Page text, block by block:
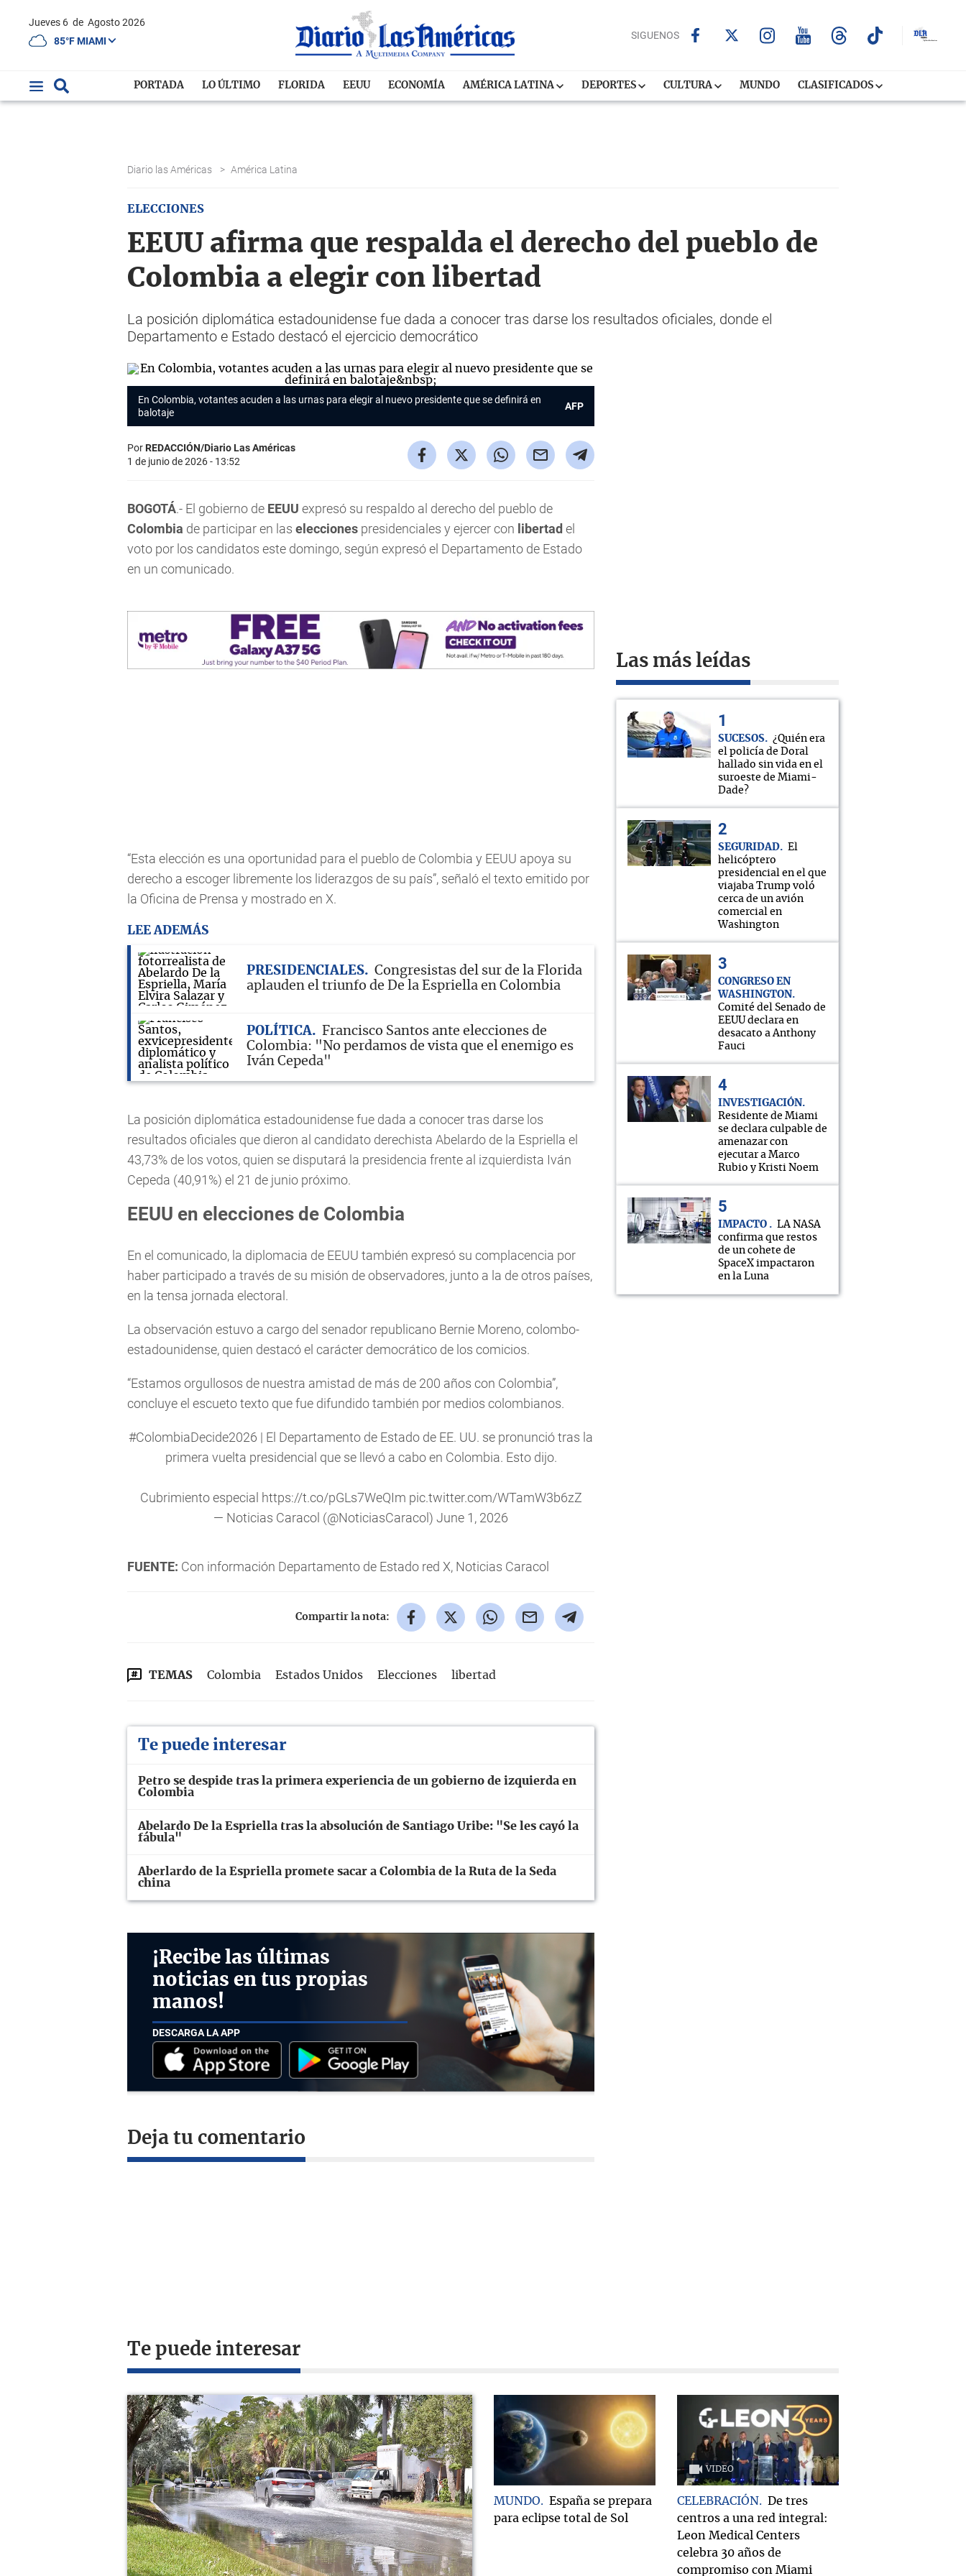
Jueves 6 de Agosto 2026
85°F MIAMI
SIGUENOS
PORTADA LO ÚLTIMO FLORIDA EEUU ECONOMÍA AMÉRICA LATINA DEPORTES CULTURA MUNDO CLASIFICADOS
Diario las Américas > América Latina
ELECCIONES
EEUU afirma que respalda el derecho del pueblo de
Colombia a elegir con libertad
La posición diplomática estadounidense fue dada a conocer tras darse los resultados oficiales, donde el
Departamento e Estado destacó el ejercicio democrático
En Colombia, votantes acuden a las urnas para elegir al nuevo presidente que se definirá en
balotaje
AFP
PorREDACCIÓN/Diario Las Américas
1 de junio de 2026 - 13:52
BOGOTÁ.- El gobierno de EEUU expresó su respaldo al derecho del pueblo de
Colombia de participar en las elecciones presidenciales y ejercer con libertad el
voto por los candidatos este domingo, según expresó el Departamento de Estado
en un comunicado.
“Esta elección es una oportunidad para el pueblo de Colombia y EEUU apoya su
derecho a escoger libremente los liderazgos de su país”, señaló el texto emitido por
la Oficina de Prensa y mostrado en X.
LEE ADEMÁS
PRESIDENCIALES
Congresistas del sur de la Florida
aplauden el triunfo de De la Espriella en Colombia
POLÍTICA
Francisco Santos ante elecciones de
Colombia: "No perdamos de vista que el enemigo es
Iván Cepeda"
La posición diplomática estadounidense fue dada a conocer tras darse los
resultados oficiales que dieron al candidato derechista Abelardo de la Espriella el
43,73% de los votos, quien se disputará la presidencia frente al izquierdista Iván
Cepeda (40,91%) el 21 de junio próximo.
EEUU en elecciones de Colombia
En el comunicado, la diplomacia de EEUU también expresó su complacencia por
haber participado a través de su misión de observadores, junto a la de otros países,
en la tensa jornada electoral.
La observación estuvo a cargo del senador republicano Bernie Moreno, colombo-
estadounidense, quien destacó el carácter democrático de los comicios.
“Estamos orgullosos de nuestra amistad de más de 200 años con Colombia”,
concluye el escueto texto que fue difundido también por medios colombianos.
#ColombiaDecide2026 | El Departamento de Estado de EE. UU. se pronunció tras la
primera vuelta presidencial que se llevó a cabo en Colombia. Esto dijo.
Cubrimiento especial https://t.co/pGLs7WeQIm pic.twitter.com/WTamW3b6zZ
— Noticias Caracol (@NoticiasCaracol) June 1, 2026
FUENTE: Con información Departamento de Estado red X, Noticias Caracol
Compartir la nota:
TEMAS Colombia Estados Unidos Elecciones libertad
Te puede interesar
Petro se despide tras la primera experiencia de un gobierno de izquierda en
Colombia
Abelardo De la Espriella tras la absolución de Santiago Uribe: "Se les cayó la
fábula"
Aberlardo de la Espriella promete sacar a Colombia de la Ruta de la Seda
china
¡Recibe las últimas
noticias en tus propias
manos!
DESCARGA LA APP
Deja tu comentario
Las más leídas
SUCESOS
¿Quién era
el policía de Doral
hallado sin vida en el
suroeste de Miami-
Dade?
SEGURIDAD
El
helicóptero
presidencial en el que
viajaba Trump voló
cerca de un avión
comercial en
Washington
CONGRESO EN
WASHINGTON
Comité del Senado de
EEUU declara en
desacato a Anthony
Fauci
INVESTIGACIÓN
Residente de Miami
se declara culpable de
amenazar con
ejecutar a Marco
Rubio y Kristi Noem
IMPACTO
LA NASA
confirma que restos
de un cohete de
SpaceX impactaron
en la Luna
Te puede interesar
MUNDO
España se prepara
para eclipse total de Sol
VIDEO
CELEBRACIÓN
De tres
centros a una red integral:
Leon Medical Centers
celebra 30 años de
compromiso con Miami